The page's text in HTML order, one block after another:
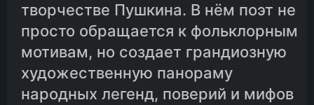
09.Бонапарт и черногорцы
10.Соловей
творчестве Пушкина. В нём поэт не
просто обращается к фольклорным
мотивам, но создает грандиозную
художественную панораму
народных легенд, поверий и мифов